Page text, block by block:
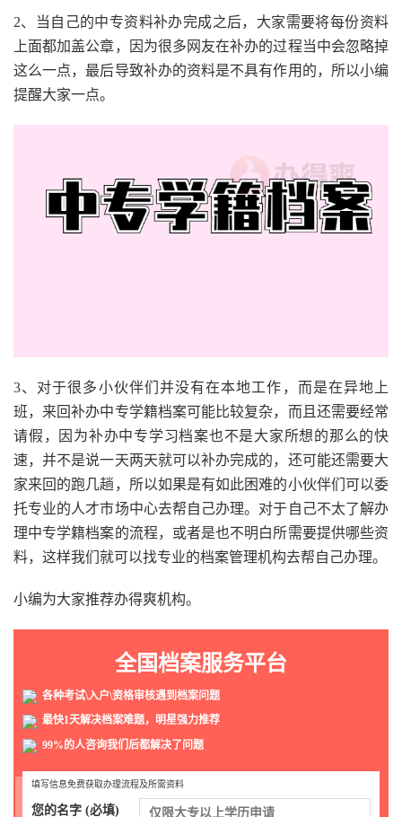
2、当自己的中专资料补办完成之后，大家需要将每份资料
上面都加盖公章，因为很多网友在补办的过程当中会忽略掉
这么一点，最后导致补办的资料是不具有作用的，所以小编
提醒大家一点。
3、对于很多小伙伴们并没有在本地工作，而是在异地上
班，来回补办中专学籍档案可能比较复杂，而且还需要经常
请假，因为补办中专学习档案也不是大家所想的那么的快
速，并不是说一天两天就可以补办完成的，还可能还需要大
家来回的跑几趟，所以如果是有如此困难的小伙伴们可以委
托专业的人才市场中心去帮自己办理。对于自己不太了解办
理中专学籍档案的流程，或者是也不明白所需要提供哪些资
料，这样我们就可以找专业的档案管理机构去帮自己办理。
小编为大家推荐办得爽机构。
全国档案服务平台
各种考试\入户\资格审核遇到档案问题
最快1天解决档案难题，明星强力推荐
99%的人咨询我们后都解决了问题
填写信息免费获取办理流程及所需资料
您的名字 (必填)